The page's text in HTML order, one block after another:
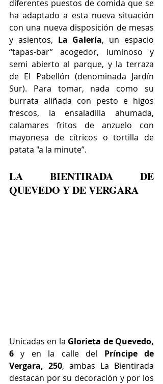
diferentes puestos de comida que se
ha adaptado a esta nueva situación
con una nueva disposición de mesas
y asientos, La Galería, un espacio
“tapas-bar” acogedor, luminoso y
semi abierto al parque, y la terraza
de El Pabellón (denominada Jardín
Sur). Para tomar, nada como su
burrata aliñada con pesto e higos
frescos, la ensaladilla ahumada,
calamares fritos de anzuelo con
mayonesa de cítricos o tortilla de
patata "a la minute”.
LA BIENTIRADA DE
QUEVEDO Y DE VERGARA
Unicadas en la Glorieta de Quevedo,
6 y en la calle del Príncipe de
Vergara, 250, ambas La Bientirada
destacan por su decoración y por los